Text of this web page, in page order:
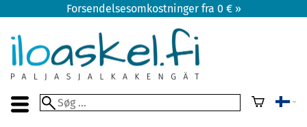
Forsendelsesomkostninger fra 0 € »